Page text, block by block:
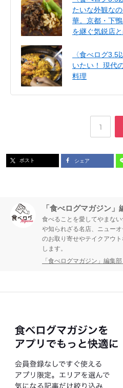
たいな外観な
華。京都・下
を継ぐ気鋭店と
〈食べログ3.5
いたい！ 現代
料理
ペ
ジ
1
,
ポスト シェア
「食べログマガジン」
食べることを愛してやまな
や知られざる名店、ニュー
のお取り寄せやテイクアウ
します。
「食べログマガジン」編集